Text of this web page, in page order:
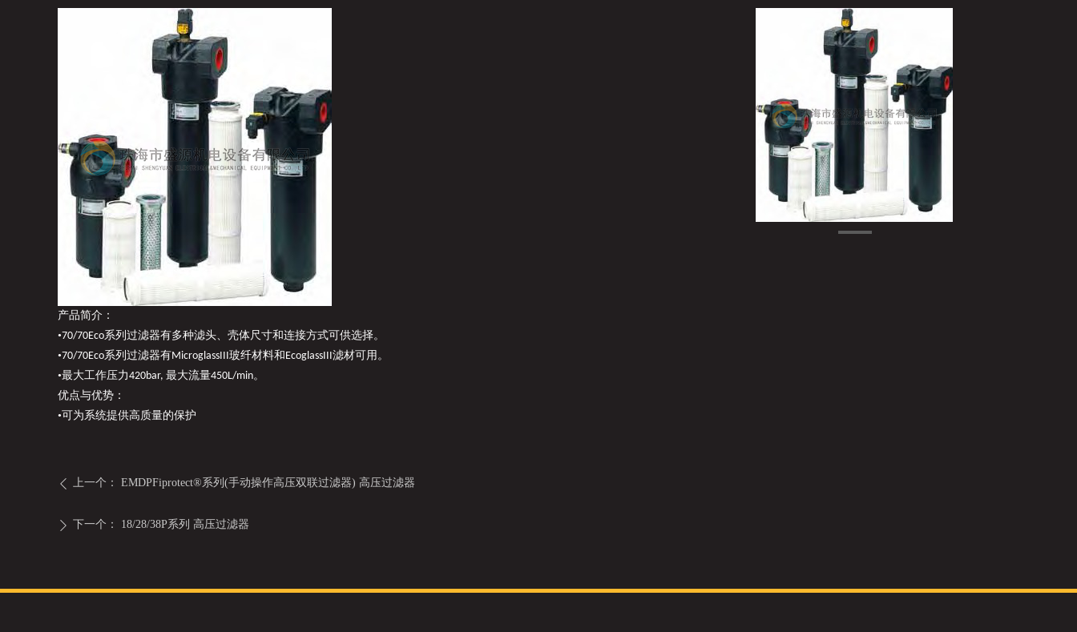
ꄴ 上一个： EMDPFiprotect®系列(手动操作高压双联过滤器) 高压过滤器
ꄲ 下一个： 18/28/38P系列 高压过滤器
产品简介：
•70/70Eco系列过滤器有多种滤头、壳体尺寸和连接方式可供选择。
•70/70Eco系列过滤器有MicroglassIII玻纤材料和 EcoglassIII滤材可用。
•最大工作压力420bar, 最大流量450L/min。
优点与优势：
•可为系统提供高质量的保护